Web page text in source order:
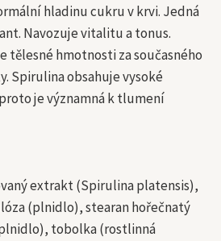
hladinu cukru v krvi. Jedná
Navozuje vitalitu a tonus.
tělesné hmotnosti za současného
Spirulina obsahuje vysoké
je významná k tlumení
extrakt (Spirulina platensis),
(plnidlo), stearan hořečnatý
tobolka (rostlinná